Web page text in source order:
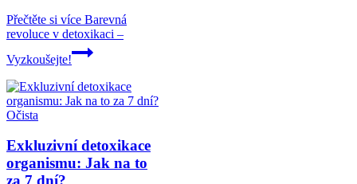
Přečtěte si více Barevná
revoluce v detoxikaci –
Vyzkoušejte!
Očista
Exkluzivní detoxikace
organismu: Jak na to